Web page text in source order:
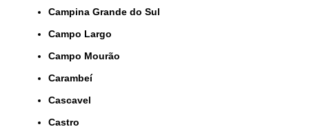
Campina Grande do Sul
Campo Largo
Campo Mourão
Carambeí
Cascavel
Castro